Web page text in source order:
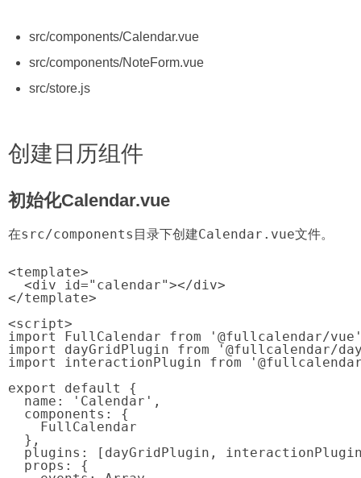
src/components/Calendar.vue
src/components/NoteForm.vue
src/store.js
创建日历组件
初始化Calendar.vue
在src/components 目录下创建Calendar.vue文件。
<template>
  <div id="calendar"></div>
</template>
<script>
import FullCalendar from '@fullcalendar/
import dayGridPlugin from '@fullcalendar/
import interactionPlugin from
export default {
  name: 'Calendar',
  components: {
    FullCalendar
  },
plugins: [dayGridPlugin,
  props: {